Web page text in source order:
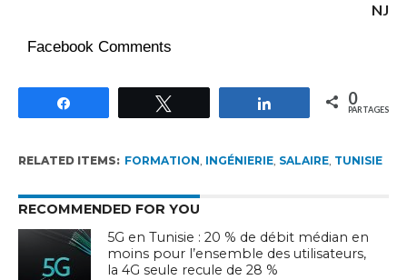
NJ
Facebook Comments
Partagez 0
PARTAGES
RELATED ITEMS: FORMATION, INGÉNIERIE, SALAIRE, TUNISIE
RECOMMENDED FOR YOU
5G en Tunisie : 20 % de débit médian en
moins pour l’ensemble des utilisateurs,
la 4G seule recule de 28 %